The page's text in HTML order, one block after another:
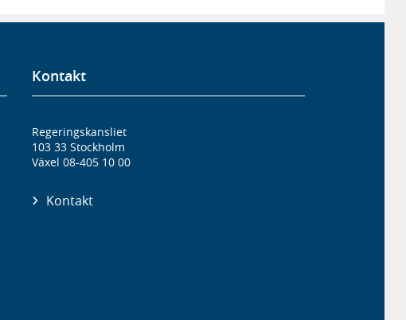
Kontakt
Regeringskansliet
103 33 Stockholm
Växel 08-405 10 00
Kontakt